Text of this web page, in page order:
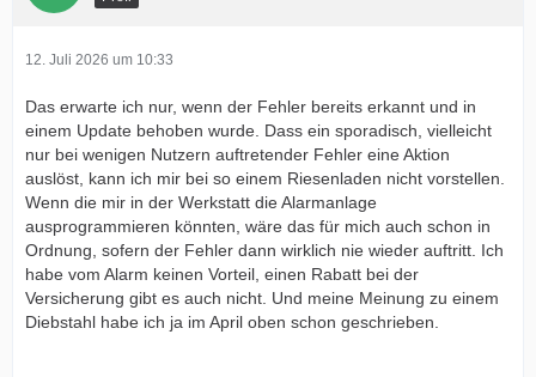
12. Juli 2026 um 10:33
Das erwarte ich nur, wenn der Fehler bereits erkannt und in
einem Update behoben wurde. Dass ein sporadisch, vielleicht
nur bei wenigen Nutzern auftretender Fehler eine Aktion
auslöst, kann ich mir bei so einem Riesenladen nicht vorstellen.
Wenn die mir in der Werkstatt die Alarmanlage
ausprogrammieren könnten, wäre das für mich auch schon in
Ordnung, sofern der Fehler dann wirklich nie wieder auftritt. Ich
habe vom Alarm keinen Vorteil, einen Rabatt bei der
Versicherung gibt es auch nicht. Und meine Meinung zu einem
Diebstahl habe ich ja im April oben schon geschrieben.